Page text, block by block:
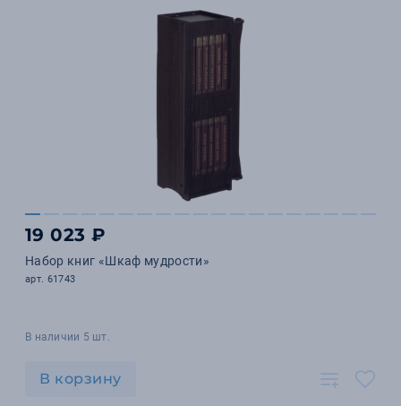
19 023 ₽
Набор книг «Шкаф мудрости»
арт. 61743
В наличии 5 шт.
В корзину